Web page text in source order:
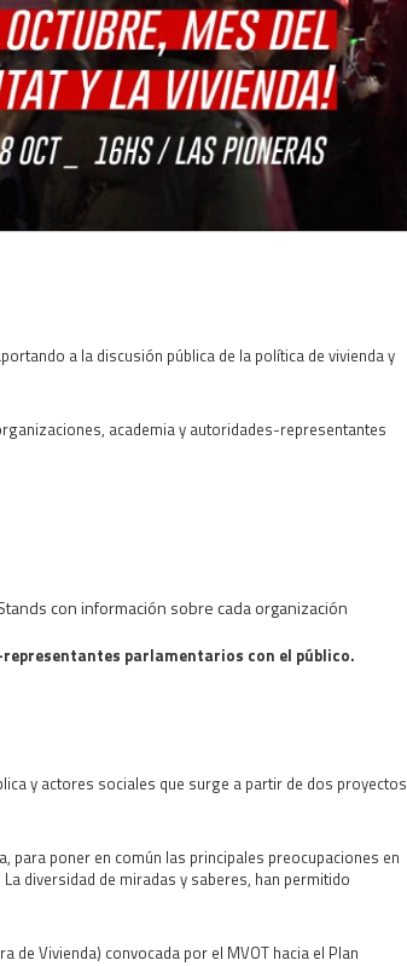
a la discusión pública de la política de vivienda y
academia y autoridades-representantes
con información sobre cada organización
representantes parlamentarios con el público.
y actores sociales que surge a partir de dos proyectos
poner en común las principales preocupaciones en
diversidad de miradas y saberes, han permitido
Vivienda) convocada por el MVOT hacia el Plan